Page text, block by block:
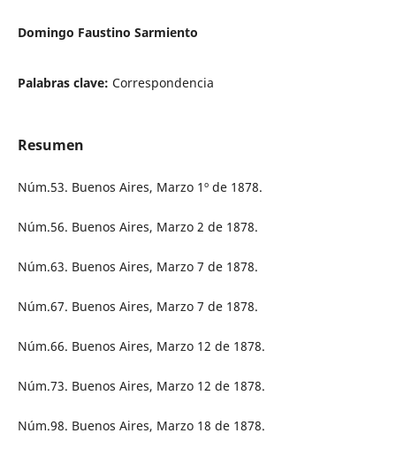
Domingo Faustino Sarmiento
Palabras clave: Correspondencia
Resumen
Núm.53. Buenos Aires, Marzo 1º de 1878.
Núm.56. Buenos Aires, Marzo 2 de 1878.
Núm.63. Buenos Aires, Marzo 7 de 1878.
Núm.67. Buenos Aires, Marzo 7 de 1878.
Núm.66. Buenos Aires, Marzo 12 de 1878.
Núm.73. Buenos Aires, Marzo 12 de 1878.
Núm.98. Buenos Aires, Marzo 18 de 1878.